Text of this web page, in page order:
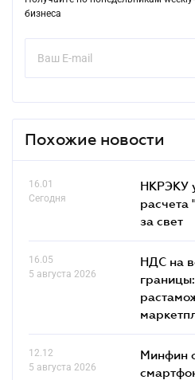
бизнеса
Похожие новости
16.01
Сегодня
НКРЭКУ
расчета
за свет
16.05
5 августа 2026
НДС на
12.12
5 августа 2026
Минфин